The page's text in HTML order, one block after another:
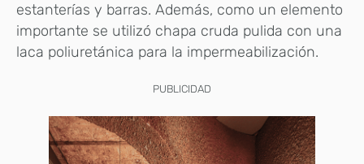
estanterías y barras. Además, como un elemento
importante se utilizó chapa cruda pulida con una
laca poliuretánica para la impermeabilización.
PUBLICIDAD